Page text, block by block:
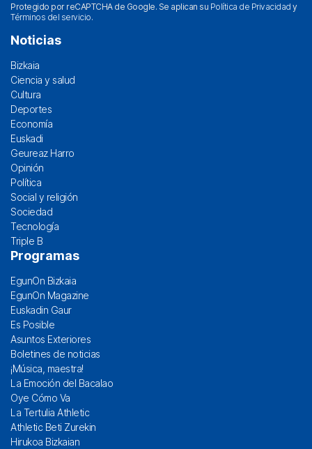
Protegido por reCAPTCHA de Google. Se aplican su Política de Privacidad y
Términos del servicio.
Noticias
Bizkaia
Ciencia y salud
Cultura
Deportes
Economía
Euskadi
Geureaz Harro
Opinión
Política
Social y religión
Sociedad
Tecnología
Triple B
Programas
EgunOn Bizkaia
EgunOn Magazine
Euskadin Gaur
Es Posible
Asuntos Exteriores
Boletines de noticias
¡Música, maestra!
La Emoción del Bacalao
Oye Cómo Va
La Tertulia Athletic
Athletic Beti Zurekin
Hirukoa Bizkaian